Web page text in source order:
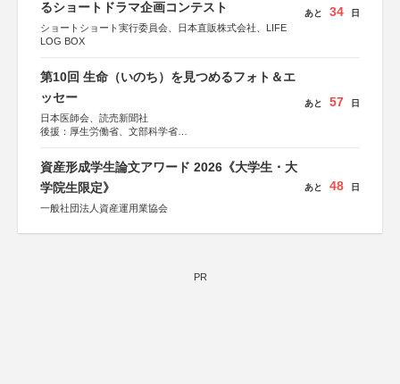
るショートドラマ企画コンテスト
ショートショート実行委員会、日本直販株式会社、LIFE
LOG BOX
あと 34 日
第10回 生命（いのち）を見つめるフォト＆エ
ッセー
日本医師会、読売新聞社
後援：厚生労働省、文部科学省
しん生命保険株式会社
あと 57 日
資産形成学生論文アワード 2026《大学生・大
学院生限定》
一般社団法人資産運用業協会
あと 48 日
PR